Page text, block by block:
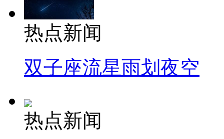
热点新闻
双子座流星雨划夜空
热点新闻